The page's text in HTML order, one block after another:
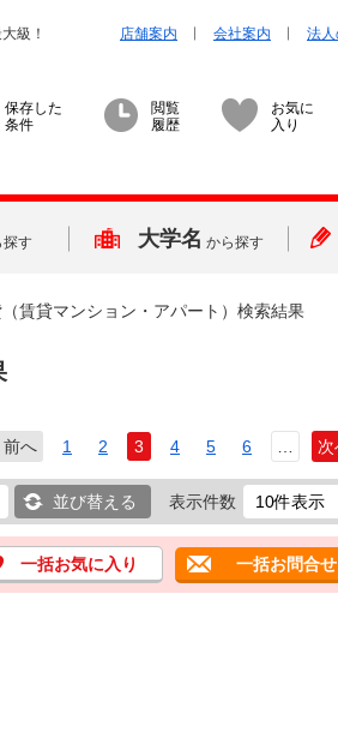
級！ 店舗案内 会社案内 法
保存した
条件
閲覧
履歴
お気に
入り
探す 大学名 から探す
賃貸マンション・アパート）検索結果
前へ 1 2 3 4 5 6
並び替える 表示件数
一括お気に入り 一括お問合せ